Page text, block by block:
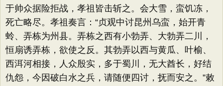
于帅众据险拒战，孝祖皆击斩之。会大雪，蛮饥冻，
死亡略尽。孝祖奏言：“贞观中讨昆州乌蛮，始开青
蛉、弄栋为州县。弄栋之西有小勃弄、大勃弄二川，
恒扇诱弄栋，欲使之反。其勃弄以西与黄瓜、叶榆、
西洱河相接，人众殷实，多于蜀川，无大酋长，好结
仇怨，今因破白水之兵，请随便四讨，抚而安之。”敕